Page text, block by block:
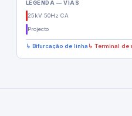
LEGENDA — VIAS
25kV 50Hz CA
Projecto
↳ Bifurcação de linha ↳ Terminal de